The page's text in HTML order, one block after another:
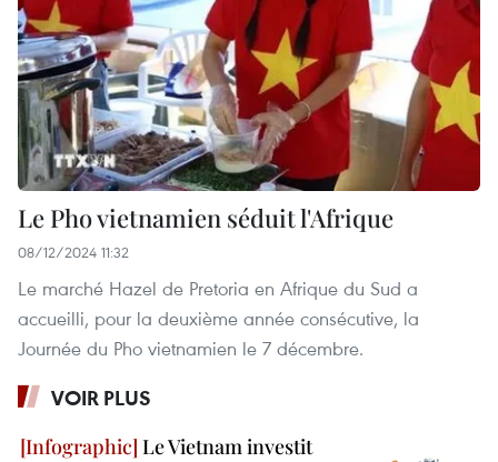
Le Pho vietnamien séduit l'Afrique
08/12/2024 11:32
Le marché Hazel de Pretoria en Afrique du Sud a
accueilli, pour la deuxième année consécutive, la
Journée du Pho vietnamien le 7 décembre.
VOIR PLUS
Le Vietnam investit